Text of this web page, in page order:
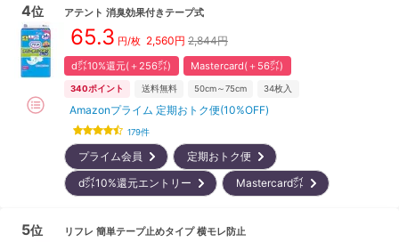
4位 アテント 消臭効果付きテープ式
65.3 円/枚 2,560円 2,844円
d㌽10%還元(＋256㌽) Mastercard(＋56㌽)
340ポイント 送料無料 50cm～75cm 34枚入
Amazonプライム 定期おトク便(10%OFF)
179件
プライム会員
定期おトク便
d㌽10%還元エントリー
Mastercard㌽
5位 リフレ 簡単テープ止めタイプ 横モレ防止